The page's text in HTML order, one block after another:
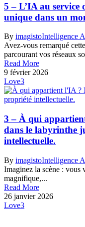
5 – L’IA au
unique dans un
By imagistoIntelligence
Avez-vous remarqué
parcourant vos réseaux
Read More
9 février 2026
Love3
3 – À qui
dans le labyrinthe
intellectuelle.
By imagistoIntelligence
Imaginez la scène : vous
magnifique,...
Read More
26 janvier 2026
Love3